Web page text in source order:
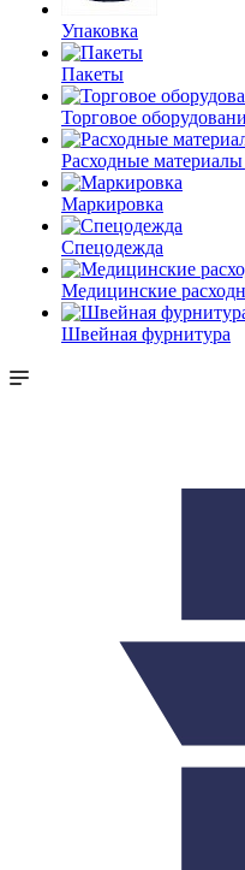
Упаковка
Пакеты
Торговое
Расходные материалы
Маркировка
Спецодежда
Медицинские
Швейная фурнитура